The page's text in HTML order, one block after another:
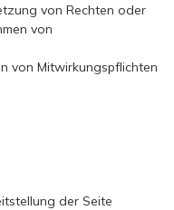
von Rechten oder
von
von Mitwirkungspflichten
der Seite